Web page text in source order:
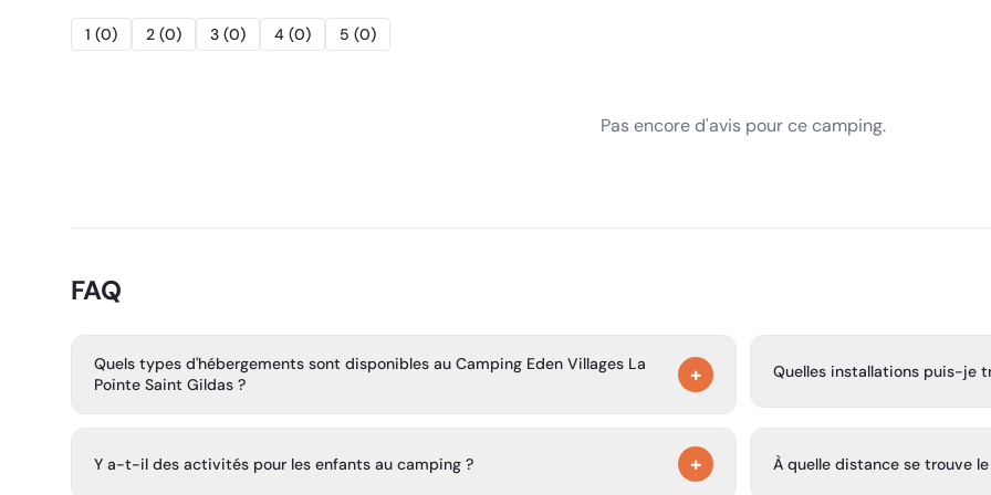
1 (0) 2 (0) 3 (0) 4 (0) 5 (0)
Pas encore d'avis pour ce camping.
FAQ
Quels types d'hébergements sont disponibles au Camping Eden Villages La
Pointe Saint Gildas ?
+
emplacements pour tentes ou caravanes et tentes de glamping avec espace extérieur
Quelles installations puis-je
Le camping dispose d'une
pour les essentiels du
Y a-t-il des activités pour les enfants au camping ? + À quelle distance se trouve